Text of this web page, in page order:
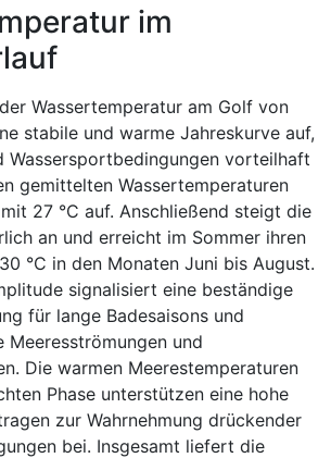
im
Wassertemperatur am Golf von
stabile und warme Jahreskurve auf,
Wassersportbedingungen vorteilhaft
gemittelten Wassertemperaturen
27 °C auf. Anschließend steigt die
an und erreicht im Sommer ihren
°C in den Monaten Juni bis August.
signalisiert eine beständige
für lange Badesaisons und
Meeresströmungen und
Die warmen Meerestemperaturen
Phase unterstützen eine hohe
zur Wahrnehmung drückender
bei. Insgesamt liefert die